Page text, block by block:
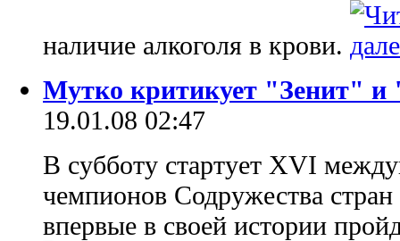
наличие алкоголя в крови.
Мутко критикует "Зенит"
19.01.08 02:47
В субботу стартует XVI
чемпионов Содружества
впервые в своей истории